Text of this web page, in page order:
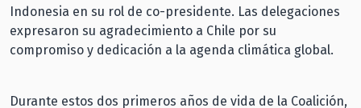
Indonesia en su rol de co-presidente. Las delegaciones
expresaron su agradecimiento a Chile por su
compromiso y dedicación a la agenda climática global.
Durante estos dos primeros años de vida de la Coalición,